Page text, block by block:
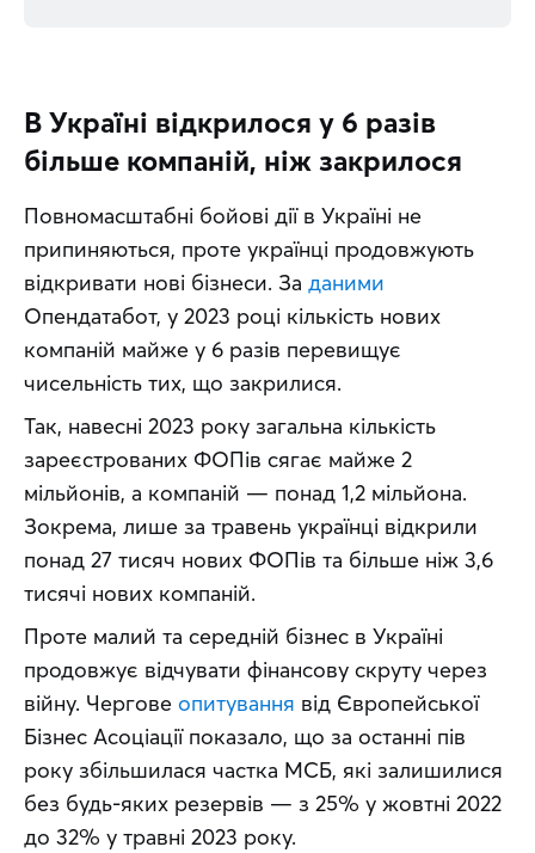
В Україні відкрилося у 6 разів
більше компаній, ніж закрилося
Повномасштабні бойові дії в Україні не
припиняються, проте українці продовжують
відкривати нові бізнеси. За даними
Опендатабот, у 2023 році кількість нових
компаній майже у 6 разів перевищує
чисельність тих, що закрилися.
Так, навесні 2023 року загальна кількість
зареєстрованих ФОПів сягає майже 2
мільйонів, а компаній — понад 1,2 мільйона.
Зокрема, лише за травень українці відкрили
понад 27 тисяч нових ФОПів та більше ніж 3,6
тисячі нових компаній.
Проте малий та середній бізнес в Україні
продовжує відчувати фінансову скруту через
війну. Чергове опитування від Європейської
Бізнес Асоціації показало, що за останні пів
року збільшилася частка МСБ, які залишилися
без будь-яких резервів — з 25% у жовтні 2022
до 32% у травні 2023 року.